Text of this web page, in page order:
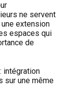
ne servent
extension
espaces qui
de
intégration
sur une même